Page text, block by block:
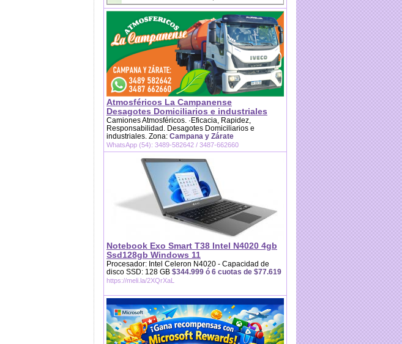
Atmosféricos La Campanense
Desagotes Domiciliarios e industriales
Camiones Atmosféricos. ·Eficacia, Rapidez,
Responsabilidad. Desagotes Domiciliarios e
industriales. Zona: Campana y Zárate
WhatsApp (54): 3489-582642 / 3487-662660
Notebook Exo Smart T38 Intel N4020 4gb
Ssd128gb Windows 11
Procesador: Intel Celeron N4020 - Capacidad de
disco SSD: 128 GB $344.999 ó 6 cuotas de $77.619
https://meli.la/2XQrXaL